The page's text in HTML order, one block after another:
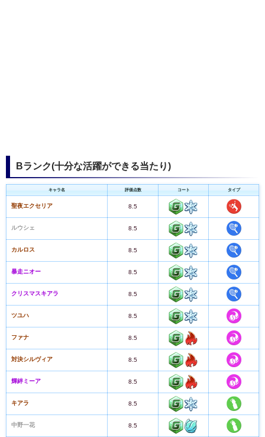
Bランク(十分な活躍ができる当たり)
キャラ名 評価点数 コート タイプ
聖夜エクセリア 8.5
ルウシェ 8.5
カルロス 8.5
暴走ニオー 8.5
クリスマスキアラ 8.5
ツユハ 8.5
ファナ 8.5
対決シルヴィア 8.5
輝絆ミーア 8.5
キアラ 8.5
中野一花 8.5